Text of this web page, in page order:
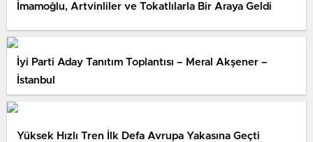
İmamoğlu, Artvinliler ve Tokatlılarla Bir Araya Geldi
İyi Parti Aday Tanıtım Toplantısı – Meral Akşener –
İstanbul
Yüksek Hızlı Tren İlk Defa Avrupa Yakasına Geçti